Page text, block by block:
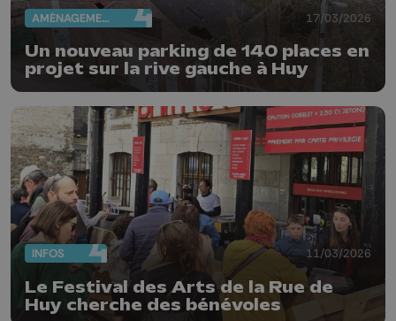
AMÉNAGEMENT DU TERRITOIRE 17/03/2026
Un nouveau parking de 140 places en
projet sur la rive gauche à Huy
INFOS 11/03/2026
Le Festival des Arts de la Rue de
Huy cherche des bénévoles